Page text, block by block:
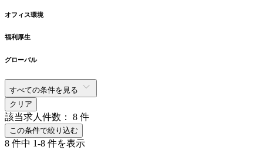
オフィス環境
福利厚生
グローバル
すべての条件を見る
クリア
該当求人件数： 8 件
この条件で絞り込む
8 件中 1-8 件を表示